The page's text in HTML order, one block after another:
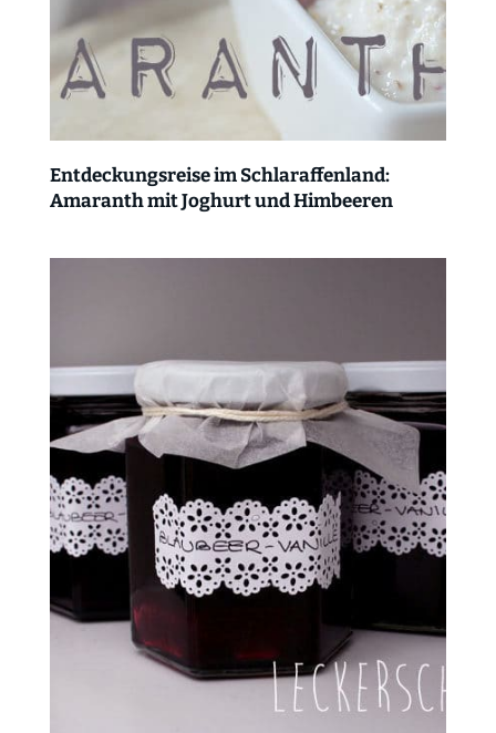
Entdeckungsreise im Schlaraffenland:
Amaranth mit Joghurt und Himbeeren